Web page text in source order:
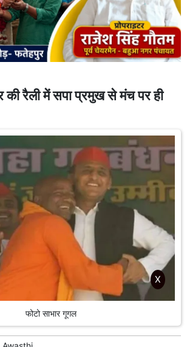
की रैली में सपा प्रमुख से मंच पर ही
फोटो साभार गूगल
X